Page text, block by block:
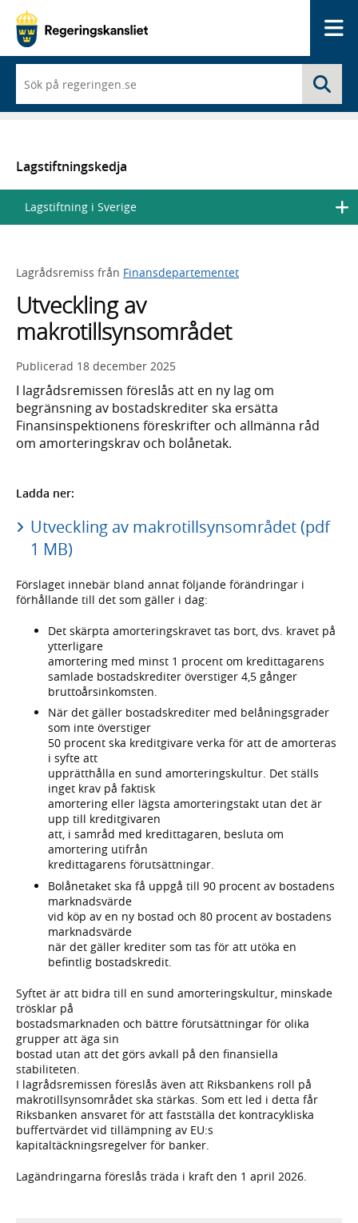
du
börjar
skriva
en
lista
med
sökförslag
Lagstiftningskedja
Lagstiftning i Sverige
Lagrådsremiss från Finansdepartementet
Utveckling av
makrotillsynsområdet
Publicerad 18 december 2025
I lagrådsremissen föreslås att en ny lag om
begränsning av bostadskrediter ska ersätta
Finansinspektionens föreskrifter och allmänna råd
om amorteringskrav och bolånetak.
Ladda ner:
Utveckling av makrotillsynsområdet (pdf
1 MB)
Förslaget innebär bland annat följande förändringar i
förhållande till det som gäller i dag:
Det skärpta amorteringskravet tas bort, dvs. kravet på
ytterligare
amortering med minst 1 procent om kredittagarens
samlade bostadskrediter överstiger 4,5 gånger
bruttoårsinkomsten.
När det gäller bostadskrediter med belåningsgrader
som inte överstiger
50 procent ska kreditgivare verka för att de amorteras
i syfte att
upprätthålla en sund amorteringskultur. Det ställs
inget krav på faktisk
amortering eller lägsta amorteringstakt utan det är
upp till kreditgivaren
att, i samråd med kredittagaren, besluta om
amortering utifrån
kredittagarens förutsättningar.
Bolånetaket ska få uppgå till 90 procent av bostadens
marknadsvärde
vid köp av en ny bostad och 80 procent av bostadens
marknadsvärde
när det gäller krediter som tas för att utöka en
befintlig bostadskredit.
Syftet är att bidra till en sund amorteringskultur, minskade
trösklar på
bostadsmarknaden och bättre förutsättningar för olika
grupper att äga sin
bostad utan att det görs avkall på den finansiella
stabiliteten.
I lagrådsremissen föreslås även att Riksbankens roll på
makrotillsynsområdet ska stärkas. Som ett led i detta får
Riksbanken ansvaret för att fastställa det kontracykliska
buffertvärdet vid tillämpning av EU:s
kapitaltäckningsregelver för banker.
Lagändringarna föreslås träda i kraft den 1 april 2026.